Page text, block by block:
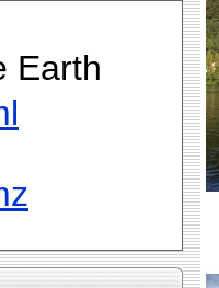
Earth